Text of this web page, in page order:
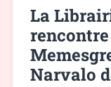
La
Narvalo